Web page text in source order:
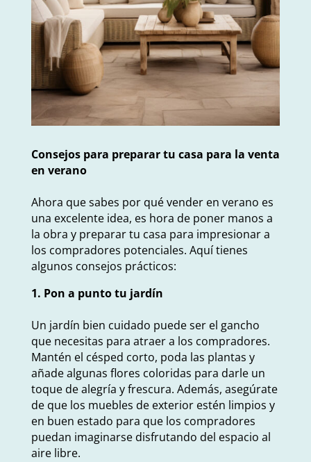
Consejos para preparar tu casa para la venta
en verano
Ahora que sabes por qué vender en verano es
una excelente idea, es hora de poner manos a
la obra y preparar tu casa para impresionar a
los compradores potenciales. Aquí tienes
algunos consejos prácticos:
1. Pon a punto tu jardín
Un jardín bien cuidado puede ser el gancho
que necesitas para atraer a los compradores.
Mantén el césped corto, poda las plantas y
añade algunas flores coloridas para darle un
toque de alegría y frescura. Además, asegúrate
de que los muebles de exterior estén limpios y
en buen estado para que los compradores
puedan imaginarse disfrutando del espacio al
aire libre.